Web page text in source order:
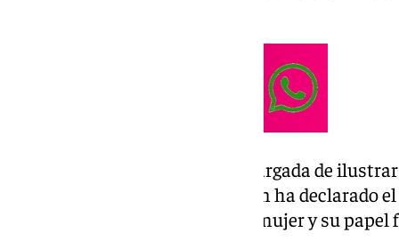
Silvia Fernández ha sido la encargada de
protagonista, destacando, según ha declarado
Muñoz, “el protagonismo de la mujer y su